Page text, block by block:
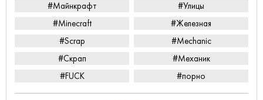
#Майнкрафт
#Улицы
#Minecraft
#Железная
#Scrap
#Mechanic
#Скрап
#Механик
#FUCK
#порно